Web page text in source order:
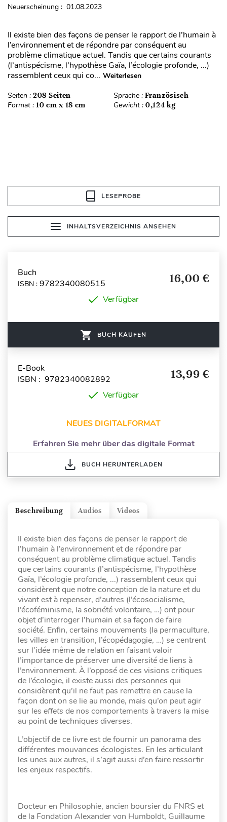
Neuerscheinung : 01.08.2023
Il existe bien des façons de penser le rapport de l’humain à
l’environnement et de répondre par conséquent au
problème climatique actuel. Tandis que certains courants
(l’antispécisme, l’hypothèse Gaïa, l’écologie profonde, ...)
rassemblent ceux qui co... Weiterlesen
Seiten : 208 Seiten Sprache : Französisch
Format : 10 cm x 18 cm Gewicht : 0,124 kg
LESEPROBE
INHALTSVERZEICHNIS ANSEHEN
Buch
ISBN : 9782340080515 16,00 €
Verfügbar
BUCH KAUFEN
E-Book
ISBN : 9782340082892
13,99 €
Verfügbar
NEUES DIGITALFORMAT
Erfahren Sie mehr über das digitale Format
BUCH HERUNTERLADEN
Videos
Audios
Beschreibung
Il existe bien des façons de penser le rapport de
l’humain à l’environnement et de répondre par
conséquent au problème climatique actuel. Tandis
que certains courants (l’antispécisme, l’hypothèse
Gaïa, l’écologie profonde, ...) rassemblent ceux qui
considèrent que notre conception de la nature et du
vivant est à repenser, d’autres (l’écosocialisme,
l’écoféminisme, la sobriété volontaire, …) ont pour
objet d’interroger l’humain et sa façon de faire
société. Enfin, certains mouvements (la permaculture,
les villes en transition, l’écopédagogie, …) se centrent
sur l’idée même de relation en faisant valoir
l’importance de préserver une diversité de liens à
l’environnement. À l’opposé de ces visions critiques
de l’écologie, il existe aussi des personnes qui
considèrent qu’il ne faut pas remettre en cause la
façon dont on se lie au monde, mais qu’on peut agir
sur les effets de nos comportements à travers la mise
au point de techniques diverses.
L’objectif de ce livre est de fournir un panorama des
différentes mouvances écologistes. En les articulant
les unes aux autres, il s’agit aussi d’en faire ressortir
les enjeux respectifs.
Docteur en Philosophie, ancien boursier du FNRS et
de la Fondation Alexander von Humboldt, Guillaume